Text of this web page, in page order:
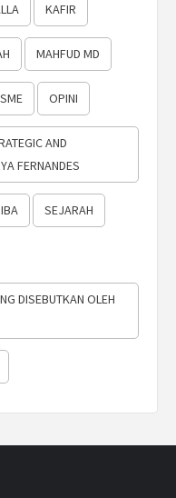
KAFIR
MAHFUD MD
OPINI
AND
FERNANDES
SEJARAH
DISEBUTKAN OLEH